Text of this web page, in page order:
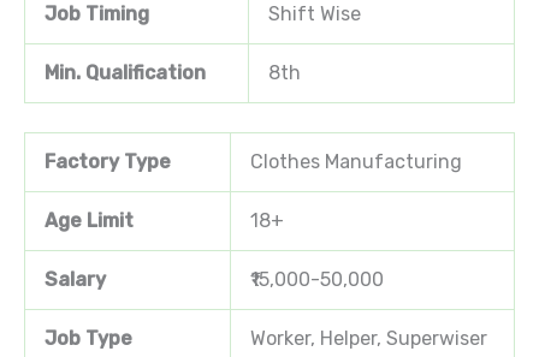
Job Timing Shift Wise
Min. Qualification 8th
Factory Type Clothes Manufacturing
Age Limit 18+
Salary ₹15,000-50,000
Job Type Worker, Helper, Superwiser